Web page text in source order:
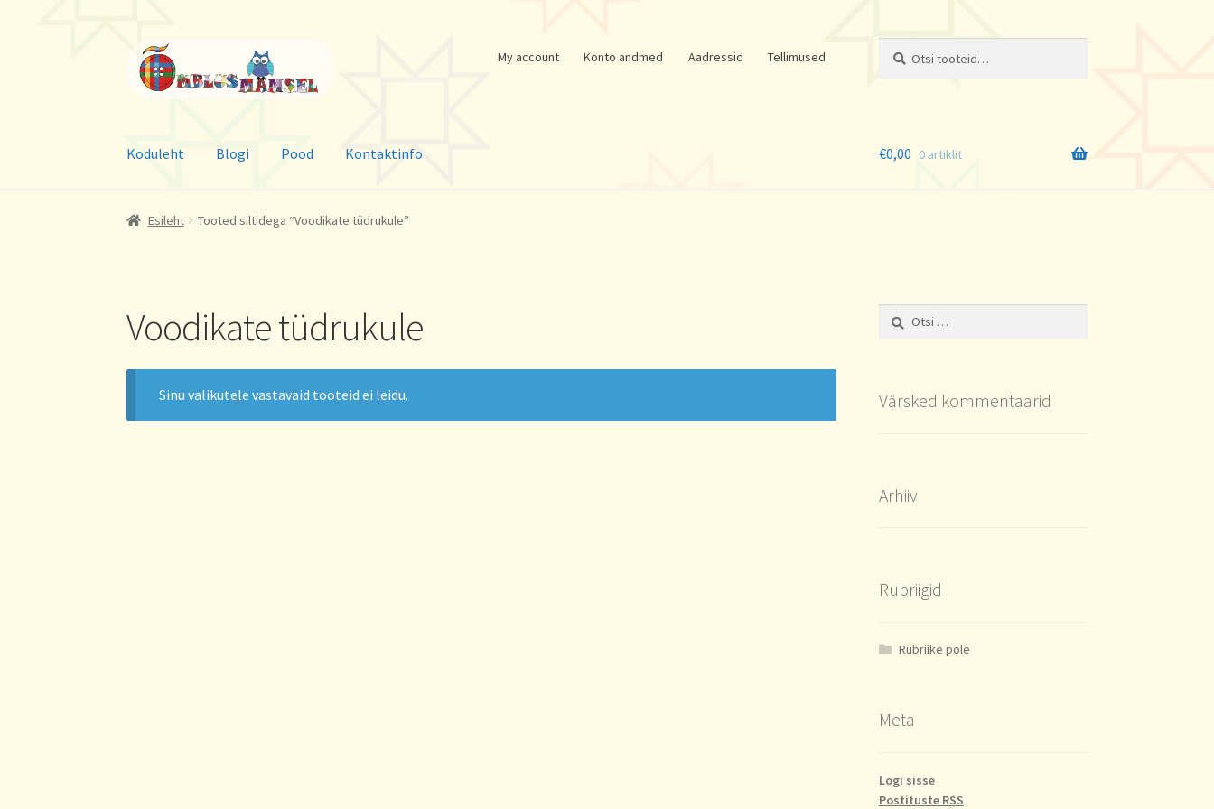
Liigu
navigeerimisele
Liigu
sisu
juurde
My account Konto andmed Aadressid Tellimused
Koduleht Blogi Pood Kontaktinfo €0,00 0 artiklit
Esileht Tooted siltidega “Voodikate tüdrukule”
Voodikate tüdrukule
Sinu valikutele vastavaid tooteid ei leidu.
Otsi:
Värsked kommentaarid
Arhiiv
Rubriigid
Rubriike pole
Meta
Logi sisse
Postituste RSS